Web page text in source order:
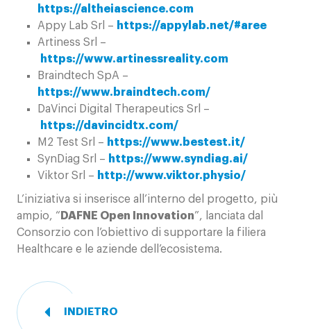
https://altheiascience.com
Appy Lab Srl – https://appylab.net/#aree
Artiness Srl –
https://www.artinessreality.com
Braindtech SpA –
https://www.braindtech.com/
DaVinci Digital Therapeutics Srl –
https://davincidtx.com/
M2 Test Srl – https://www.bestest.it/
SynDiag Srl – https://www.syndiag.ai/
Viktor Srl – http://www.viktor.physio/
L’iniziativa si inserisce all’interno del progetto, più
ampio, “ DAFNE Open Innovation”, lanciata dal
Consorzio con l’obiettivo di supportare la filiera
Healthcare e le aziende dell’ecosistema.
INDIETRO